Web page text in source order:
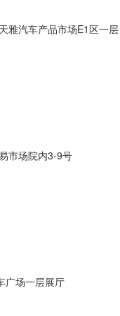
雅汽车产品市场E1区一层
市场院内3-9号
广场一层展厅